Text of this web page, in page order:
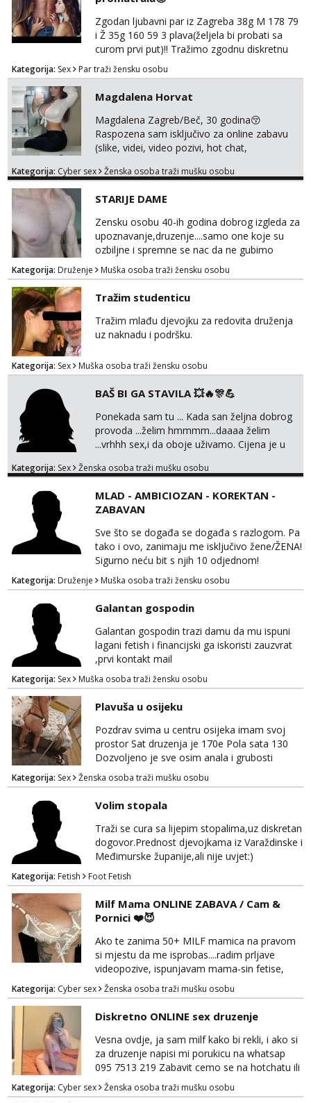
Zgodan ljubavni par iz Zagreba 38g M 178 79
i Ž 35g 160 59 3 plava(željela bi probati sa
curom prvi put)!! Tražimo zgodnu diskretnu
curu koja bi nas promatrala dok imamo
žestok odnos. Može se pridruziti ali i ne
mora.Bitno da uzivamo diskretno anonimno
bez upoznavanja puno.Sliku mozemo
razmjeniti,ali najbolje uzivo se upoznati. Na
goo smo do 15.8 poslije tog mozemo se
druziti,javi se na mail il...
Kategorija: Sex Par traži žensku osobu
Magdalena Horvat
Magdalena Zagreb/Beč, 30 godina😚
Raspozena sam isključivo za online zabavu
(slike, videi, video pozivi, hot chat,
oglasu su MOJE❗ Instagram:
TELEGRAM: @MagdalenaMagy 👈
(ODGOVARAM JAKO BRZO TU I TU PISITE
AKO STE ZA ZABAVU)🔥 Moguće
verifkovanje prije zabave✅ JAVI MI SE I
ISPUNI SVOJE NAJVECE FANTAZIJE😈 CEKA...
Kategorija: Cyber sex Ženska osoba traži mušku osobu
STARIJE DAME
Zensku osobu 40-ih godina dobrog izgleda za
upoznavanje,druzenje....samo one koje su
ozbiljne i spremne se nac da ne gubimo
vrijeme!
Kategorija: Druženje Muška osoba traži žensku osobu
Tražim studenticu
Tražim mlađu djevojku za redovita druženja
uz naknadu i podršku.
Kategorija: Sex Muška osoba traži žensku osobu
BAŠ BI GA STAVILA 💥🔥🎊💪
Ponekada sam tu ... Kada san željna dobrog
provoda ...želim hmmmm...daaaa želim
...vrhhh sex,i da oboje uživamo. Cijena je u
Procjeni jesi li ti taj .?! Ja bi jednog ali
guza ... Javi se 🔥Samo na mail.
Kategorija: Sex Ženska osoba traži mušku osobu
MLAD - AMBICIOZAN - KOREKTAN -
ZABAVAN
Sve što se događa se događa s razlogom. Pa
tako i ovo, zanimaju me isključivo žene/ŽENA!
Sigurno neću bit s njih 10 odjednom!
Kategorija: Druženje Muška osoba traži žensku osobu
Galantan gospodin
Galantan gospodin trazi damu da mu ispuni
lagani fetish i financijski ga iskoristi zauzvrat
,prvi kontakt mail
Kategorija: Sex Muška osoba traži žensku osobu
Plavuša u osijeku
Pozdrav svima u centru osijeka imam svoj
prostor Sat druzenja je 170e Pola sata 130
Dozvoljeno je sve osim anala i grubosti
Prodajem i svoja videa ako nekog zanima Za
dogovor javite se na wocap 0919282417
Kategorija: Sex Ženska osoba traži mušku osobu
Volim stopala
Traži se cura sa lijepim stopalima,uz diskretan
dogovor.Prednost djevojkama iz Varaždinske i
Međimurske županije,ali nije uvjet:)
Kategorija: Fetish Foot Fetish
Milf Mama ONLINE ZABAVA / Cam &
Pornici ❤️😈
Ako te zanima 50+ MILF mamica na pravom
si mjestu da me isprobas....radim prljave
videopozive, ispunjavam mama-sin fetise,
dominacija, hotchat, saljem ti svoje gole
slikice i videe ako zelis, a mozes i dobiti gacice
od mamice ako me zamolis... 🔥🫦 NE RADIM
UZIVO...Javi se na wapp 091 548 3275,
mamica te ceka da ispunim sve tvoje zelje 😽
Kategorija: Cyber sex Ženska osoba traži mušku osobu
Diskretno ONLINE sex druzenje
Vesna ovdje, ja sam milf kako bi rekli, i ako si
za druzenje napisi mi porukicu na whatsap
095 7513 219 Zabavit cemo se na hotchatu ili
videopozivu a saljem i gacice i gole slikice :)
NE UZIVO!
Kategorija: Cyber sex Ženska osoba traži mušku osobu